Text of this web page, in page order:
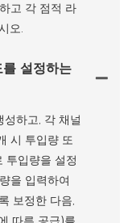
고 각 점적 라
오.
설정하는
하고, 각 채널
시 투입량 또
입량을 설정
을 입력하여
보정한 다음,